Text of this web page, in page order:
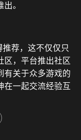
。
荐，这不仅仅只
区，平台推出社区
有关于众多游戏的
在一起交流经验互